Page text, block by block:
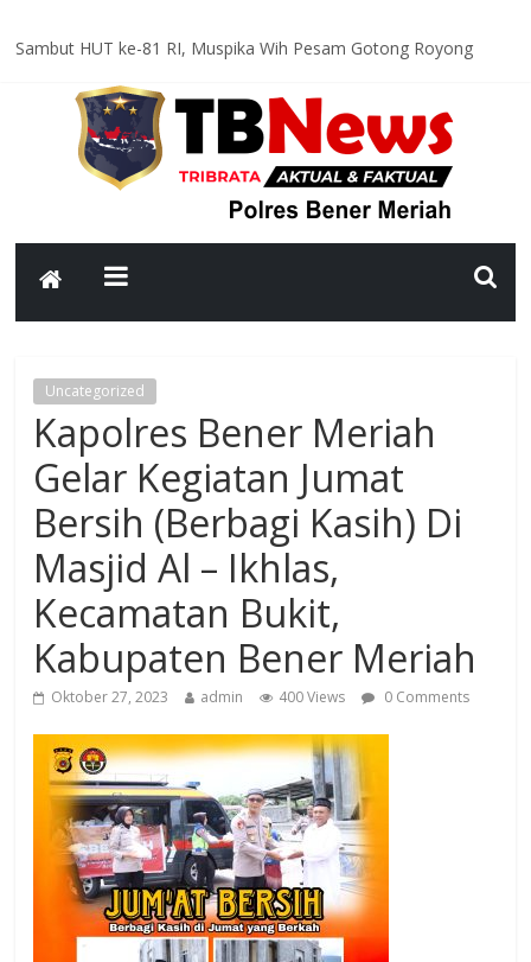
Sambut HUT ke-81 RI, Muspika Wih Pesam Gotong Royong
Optimal dan Humanis, Ditsamapta Polda Aceh Supervisi
Kesiapsiagaan Dalmas Polres Bener Meriah
Polsek Bandar Gelar Patroli Rutin, Sampaikan Pesan Kamtibmas
kepada Warga
Polsek Pintu Rime Gayo Pantau Kondisi Warga di Hunian
Pesan Kamtibmas
Uncategorized
Kapolres Bener Meriah
Gelar Kegiatan Jumat
Bersih (Berbagi Kasih) Di
Masjid Al – Ikhlas,
Kecamatan Bukit,
Kabupaten Bener Meriah
Oktober 27, 2023 admin 400 Views 0 Comments